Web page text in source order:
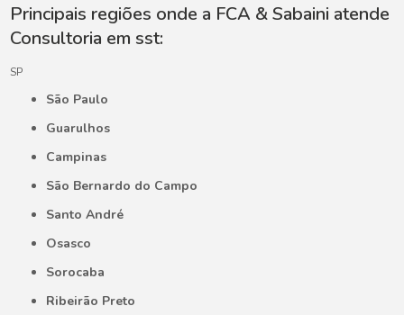
Principais regiões onde a FCA & Sabaini atende
Consultoria em sst:
SP
São Paulo
Guarulhos
Campinas
São Bernardo do Campo
Santo André
Osasco
Sorocaba
Ribeirão Preto